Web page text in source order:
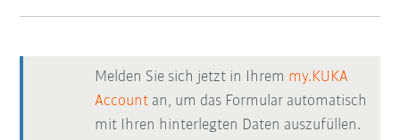
Melden Sie sich jetzt in Ihrem my.KUKA
Account an, um das Formular automatisch
mit Ihren hinterlegten Daten auszufüllen.